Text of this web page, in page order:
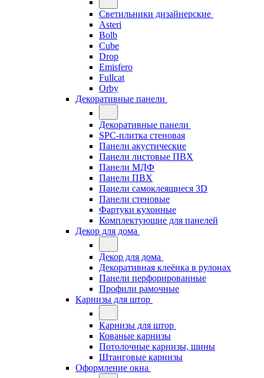
Светильники дизайнерские
Asteri
Bolb
Cube
Drop
Emisfero
Fullcat
Orby
Декоративные панели
Декоративные панели
SPC-плитка стеновая
Панели акустические
Панели листовые ПВХ
Панели МДФ
Панели ПВХ
Панели самоклеящиеся 3D
Панели стеновые
Фартуки кухонные
Комплектующие для панелей
Декор для дома
Декор для дома
Декоративная клеёнка в рулонах
Панели перфорированные
Профили рамочные
Карнизы для штор
Карнизы для штор
Кованые карнизы
Потолочные карнизы, шины
Штанговые карнизы
Оформление окна